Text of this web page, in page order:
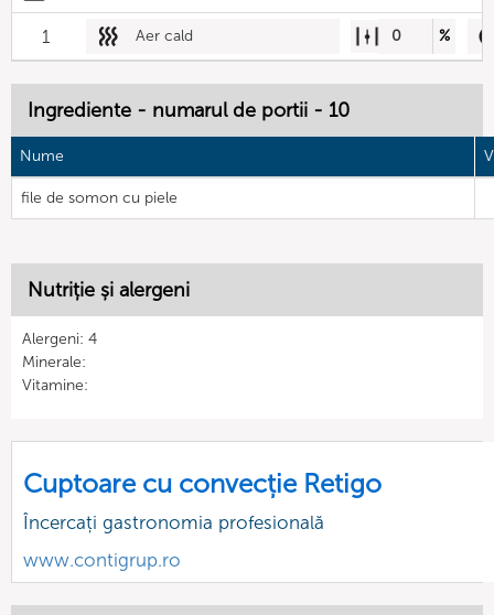
1 Aer cald 0 %
Ingrediente - numarul de portii - 10
Nume
file de somon cu piele
Nutriție și alergeni
Alergeni: 4
Minerale:
Vitamine:
Cuptoare cu convecție Retigo
Încercați gastronomia profesională
www.contigrup.ro